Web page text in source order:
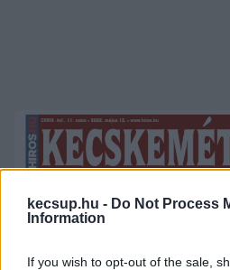
kecsup.hu - Do Not Process
Information
If you wish to opt-out of the sale,